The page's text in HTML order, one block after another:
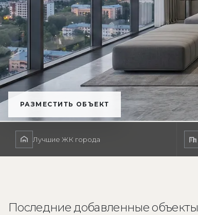
РАЗМЕСТИТЬ ОБЪЕКТ
Лучшие ЖК города
Последние добавленные объекты